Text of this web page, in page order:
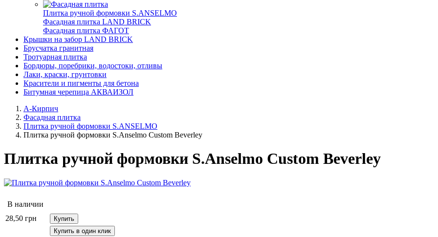
Плитка ручной формовки S.ANSELMO
Фасадная плитка LAND BRICK
Фасадная плитка ФАГОТ
Крышки на забор LAND BRICK
Брусчатка гранитная
Тротуарная плитка
Бордюры, поребрики, водостоки, отливы
Лаки, краски, грунтовки
Красители и пигменты для бетона
Битумная черепица АКВАИЗОЛ
А-Кирпич
Фасадная плитка
Плитка ручной формовки S.ANSELMO
Плитка ручной формовки S.Anselmo Custom Beverley
Плитка ручной формовки S.Anselmo Custom Beverley
В наличии
28,50 грн
Купить
Купить в один клик